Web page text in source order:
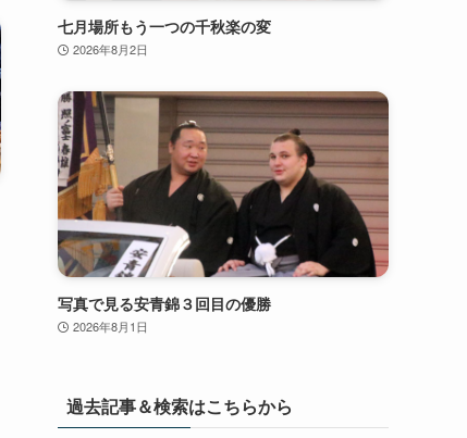
七月場所もう一つの千秋楽の変
2026年8月2日
写真で見る安青錦３回目の優勝
2026年8月1日
過去記事＆検索はこちらから